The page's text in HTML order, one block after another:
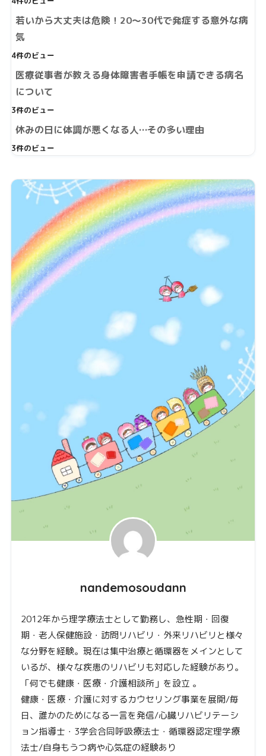
若いから大丈夫は危険！20～30代で発症する意外な病
気
4件のビュー
医療従事者が教える身体障害者手帳を申請できる病名
について
3件のビュー
休みの日に体調が悪くなる人…その多い理由
3件のビュー
nandemosoudann
2012年から理学療法士として勤務し、急性期・回復
期・老人保健施設・訪問リハビリ・外来リハビリと様々
な分野を経験。現在は集中治療と循環器をメインとして
いるが、様々な疾患のリハビリも対応した経験があり。
「何でも健康・医療・介護相談所」を設立 。
健康・医療・介護に対するカウセリング事業を展開/毎
日、誰かのためになる一言を発信/心臓リハビリテーシ
ョン指導士・3学会合同呼吸療法士・循環器認定理学療
法士/自身もうつ病や心気症の経験あり